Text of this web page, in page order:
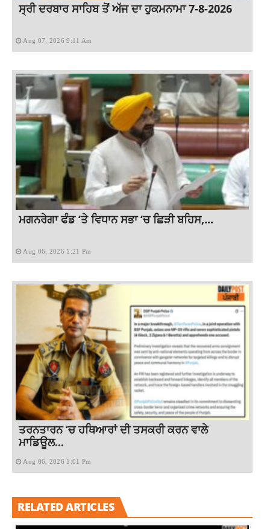
ਸ੍ਰੀ ਦਰਬਾਰ ਸਾਹਿਬ ਤੋਂ ਅੱਜ ਦਾ ਹੁਕਮਨਾਮਾ 7-8-2026
Aug 07, 2026 9:11 Am
ਮਗਨਰੇਗਾ ਫੰਡ ‘ਤੇ ਵਿਧਾਨ ਸਭਾ ‘ਚ ਛਿੜੀ ਬਹਿਸ,...
Aug 06, 2026 1:21 Pm
ਤਰਨਤਾਰਨ ‘ਚ ਹਥਿਆਰਾਂ ਦੀ ਤਸਕਰੀ ਕਰਨ ਵਾਲੇ
ਮਾਡਿਊਲ...
Aug 06, 2026 1:01 Pm
RELATED ARTICLES